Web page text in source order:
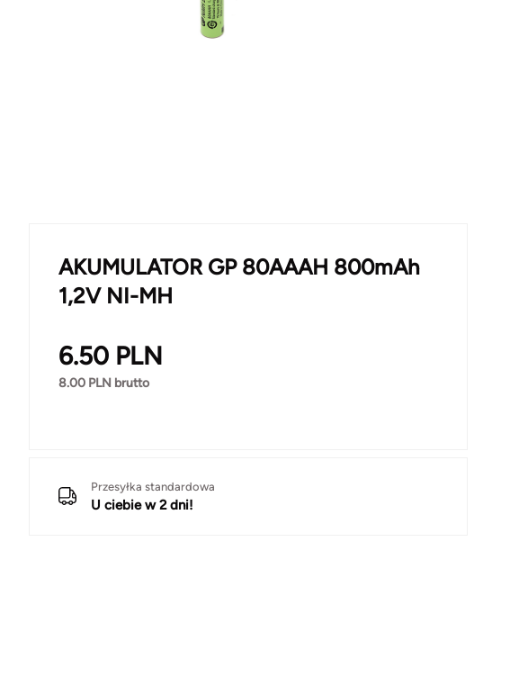
AKUMULATOR GP 80AAAH 800mAh
1,2V NI-MH
6.50 PLN
8.00 PLN brutto
Przesyłka standardowa
U ciebie w 2 dni!